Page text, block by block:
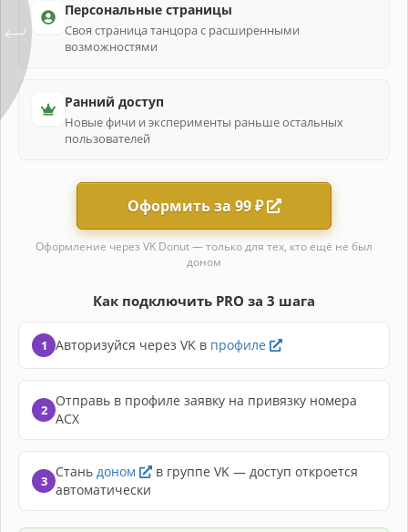
Персональные страницы
Своя страница танцора с расширенными
возможностями
Ранний доступ
Новые фичи и эксперименты раньше остальных
пользователей
Оформить за 99 ₽
Оформление через VK Donut — только для тех, кто ещё не был
доном
Как подключить PRO за 3 шага
Авторизуйся через VK в профиле
Отправь в профиле заявку на привязку номера
АСХ
Стань доном
в группе VK — доступ откроется
автоматически